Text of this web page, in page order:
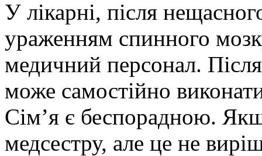
У лікарні, після
ураженням спинного
медичний персонал.
може самостійно
Сім’я є беспорадною.
медсестру, але це не